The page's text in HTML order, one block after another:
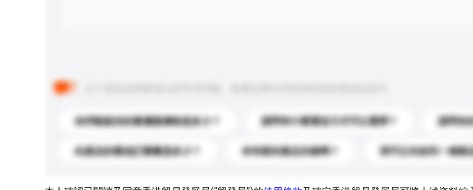
你們能提供的最優惠價格是多少？ 請問有什麼運送方式可以選擇？ 請問你
此產品的最低訂購量是多少？ 你有新的產品目錄嗎？ 我可以先收到一個樣